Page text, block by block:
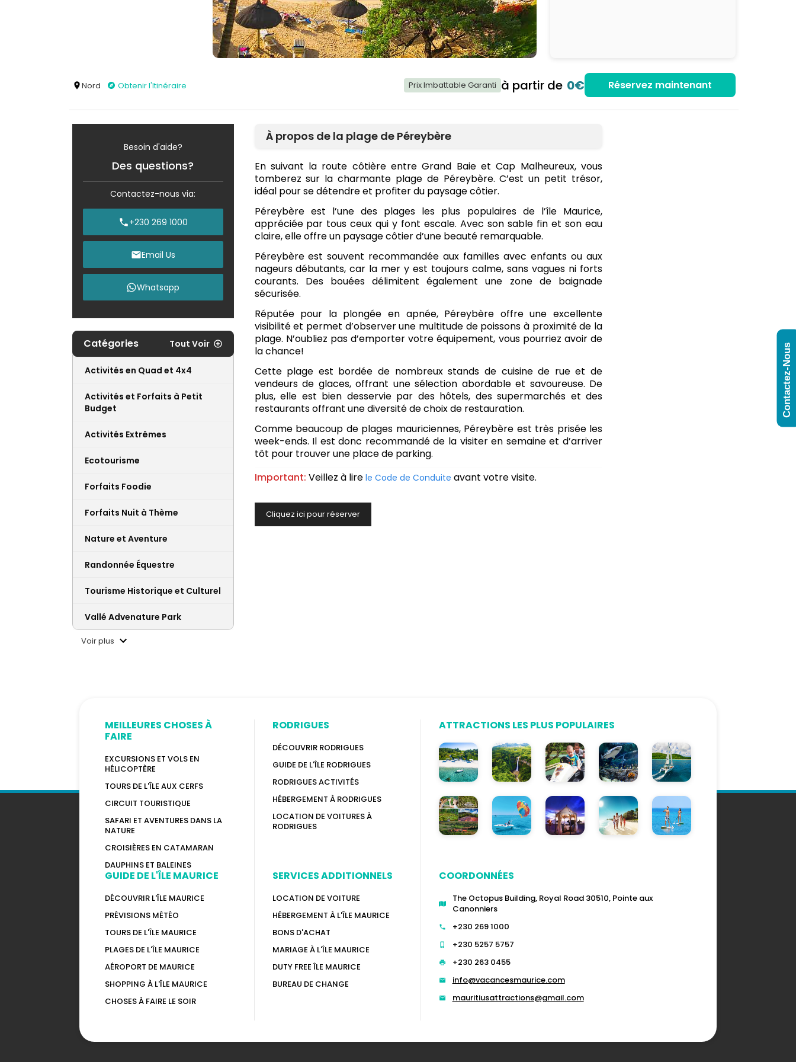
Nord Obtenir l'Itinéraire Prix Imbattable Garanti à partir de 0€ Réservez maintenant
Besoin d'aide?
Des questions?
Contactez-nous via:
+230 269 1000
Email Us
Whatsapp
Catégories Tout Voir
Activités en Quad et 4x4
Activités et Forfaits à Petit
Budget
Activités Extrêmes
Ecotourisme
Forfaits Foodie
Forfaits Nuit à Thème
Nature et Aventure
Randonnée Équestre
Tourisme Historique et Culturel
Vallé Advenature Park
Voir plus
À propos de la plage de Péreybère
En suivant la route côtière entre Grand Baie et Cap Malheureux, vous
tomberez sur la charmante plage de Péreybère. C’est un petit trésor,
idéal pour se détendre et profiter du paysage côtier.
Péreybère est l’une des plages les plus populaires de l’île Maurice,
appréciée par tous ceux qui y font escale. Avec son sable fin et son eau
claire, elle offre un paysage côtier d’une beauté remarquable.
Péreybère est souvent recommandée aux familles avec enfants ou aux
nageurs débutants, car la mer y est toujours calme, sans vagues ni forts
courants. Des bouées délimitent également une zone de baignade
sécurisée.
Réputée pour la plongée en apnée, Péreybère offre une excellente
visibilité et permet d’observer une multitude de poissons à proximité de la
plage. N’oubliez pas d’emporter votre équipement, vous pourriez avoir de
la chance!
Cette plage est bordée de nombreux stands de cuisine de rue et de
vendeurs de glaces, offrant une sélection abordable et savoureuse. De
plus, elle est bien desservie par des hôtels, des supermarchés et des
restaurants offrant une diversité de choix de restauration.
Comme beaucoup de plages mauriciennes, Péreybère est très prisée les
week-ends. Il est donc recommandé de la visiter en semaine et d’arriver
tôt pour trouver une place de parking.
Important: Veillez à lirele Code de Conduite avant votre visite.
Cliquez ici pour réserver
MEILLEURES CHOSES À
FAIRE
EXCURSIONS ET VOLS EN
HÉLICOPTÈRE
TOURS DE L'ÎLE AUX CERFS
CIRCUIT TOURISTIQUE
SAFARI ET AVENTURES DANS LA
NATURE
CROISIÈRES EN CATAMARAN
DAUPHINS ET BALEINES
GUIDE DE L'ÎLE MAURICE
DÉCOUVRIR L'ÎLE MAURICE
PRÉVISIONS MÉTÉO
TOURS DE L'ÎLE MAURICE
PLAGES DE L'ÎLE MAURICE
AÉROPORT DE MAURICE
SHOPPING À L'ÎLE MAURICE
CHOSES À FAIRE LE SOIR
RODRIGUES
DÉCOUVRIR RODRIGUES
GUIDE DE L'ÎLE RODRIGUES
RODRIGUES ACTIVITÉS
HÉBERGEMENT À RODRIGUES
LOCATION DE VOITURES À
RODRIGUES
SERVICES ADDITIONNELS
LOCATION DE VOITURE
HÉBERGEMENT À L'ÎLE MAURICE
BONS D'ACHAT
MARIAGE À L'ÎLE MAURICE
DUTY FREE ÎLE MAURICE
BUREAU DE CHANGE
ATTRACTIONS LES PLUS POPULAIRES
COORDONNÉES
The Octopus Building, Royal Road 30510, Pointe aux
Canonniers
+230 269 1000
+230 5257 5757
+230 263 0455
info@vacancesmaurice.com
mauritiusattractions@gmail.com
Contactez-Nous